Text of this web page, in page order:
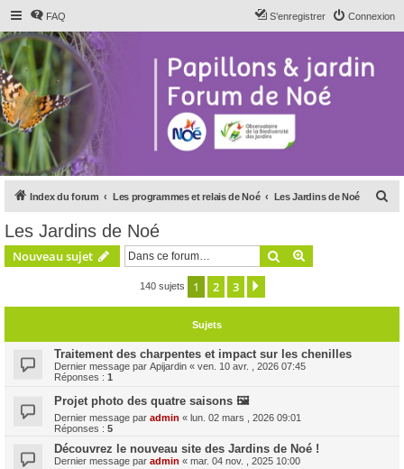
FAQ Connexion
S’enregistrer
Index du forum Les programmes et relais de Noé Les Jardins de Noé
Les Jardins de Noé
Nouveau sujet Rechercher
140 sujets 1 2 3
Sujets
Traitement des charpentes et impact sur les chenilles
Dernier message par Apijardin « ven. 10 avr. , 2026 07:45
Réponses : 1
Projet photo des quatre saisons 🖼️
Dernier message par admin « lun. 02 mars , 2026 09:01
Réponses : 5
Découvrez le nouveau site des Jardins de Noé !
Dernier message par admin « mar. 04 nov. , 2025 10:00